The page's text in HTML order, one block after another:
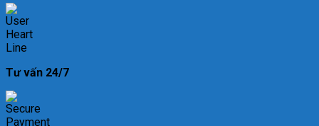
Tư vấn 24/7